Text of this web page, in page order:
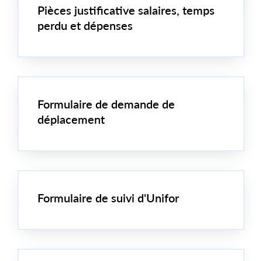
Pièces justificative salaires, temps
perdu et dépenses
Formulaire de demande de
déplacement
Formulaire de suivi d'Unifor